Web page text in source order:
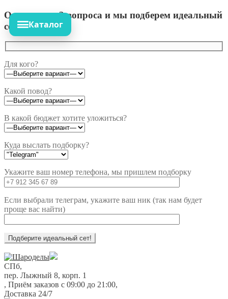
Ответьте на 3 вопроса и мы подберем идеальный
сет!
Для кого?
Какой повод?
В какой бюджет хотите уложиться?
Куда выслать подборку?
Укажите ваш номер телефона, мы пришлем подборку
Если выбрали телеграм, укажите ваш ник (так нам будет
проще вас найти)
Перейти
к
навигации
Перейти
к
содержимому
СПб,
пер. Лыжный 8, корп. 1
, Приём заказов с 09:00 до 21:00,
Доставка 24/7
Каталог